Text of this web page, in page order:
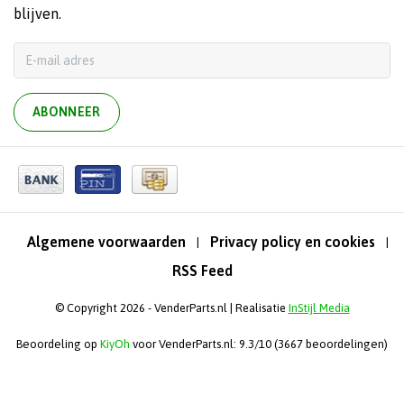
blijven.
ABONNEER
Algemene voorwaarden | Privacy policy en cookies |
RSS Feed
© Copyright 2026 - VenderParts.nl | Realisatie InStijl Media
Beoordeling op KiyOh voor VenderParts.nl: 9.3/10 (3667 beoordelingen)